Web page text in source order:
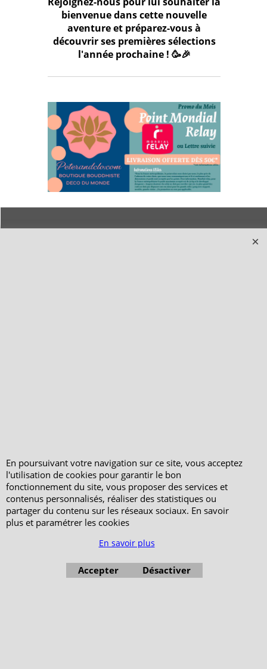
bienvenue dans cette nouvelle
aventure et préparez-vous à
découvrir ses premières sélections
l'année prochaine ! 🥳🎉
En poursuivant votre navigation sur ce site, vous acceptez
l'utilisation de cookies pour garantir le bon
fonctionnement du site, vous proposer des services et
contenus personnalisés, réaliser des statistiques ou
partager du contenu sur les réseaux sociaux. En savoir
plus et paramétrer les cookies
En savoir plus
Accepter Désactiver